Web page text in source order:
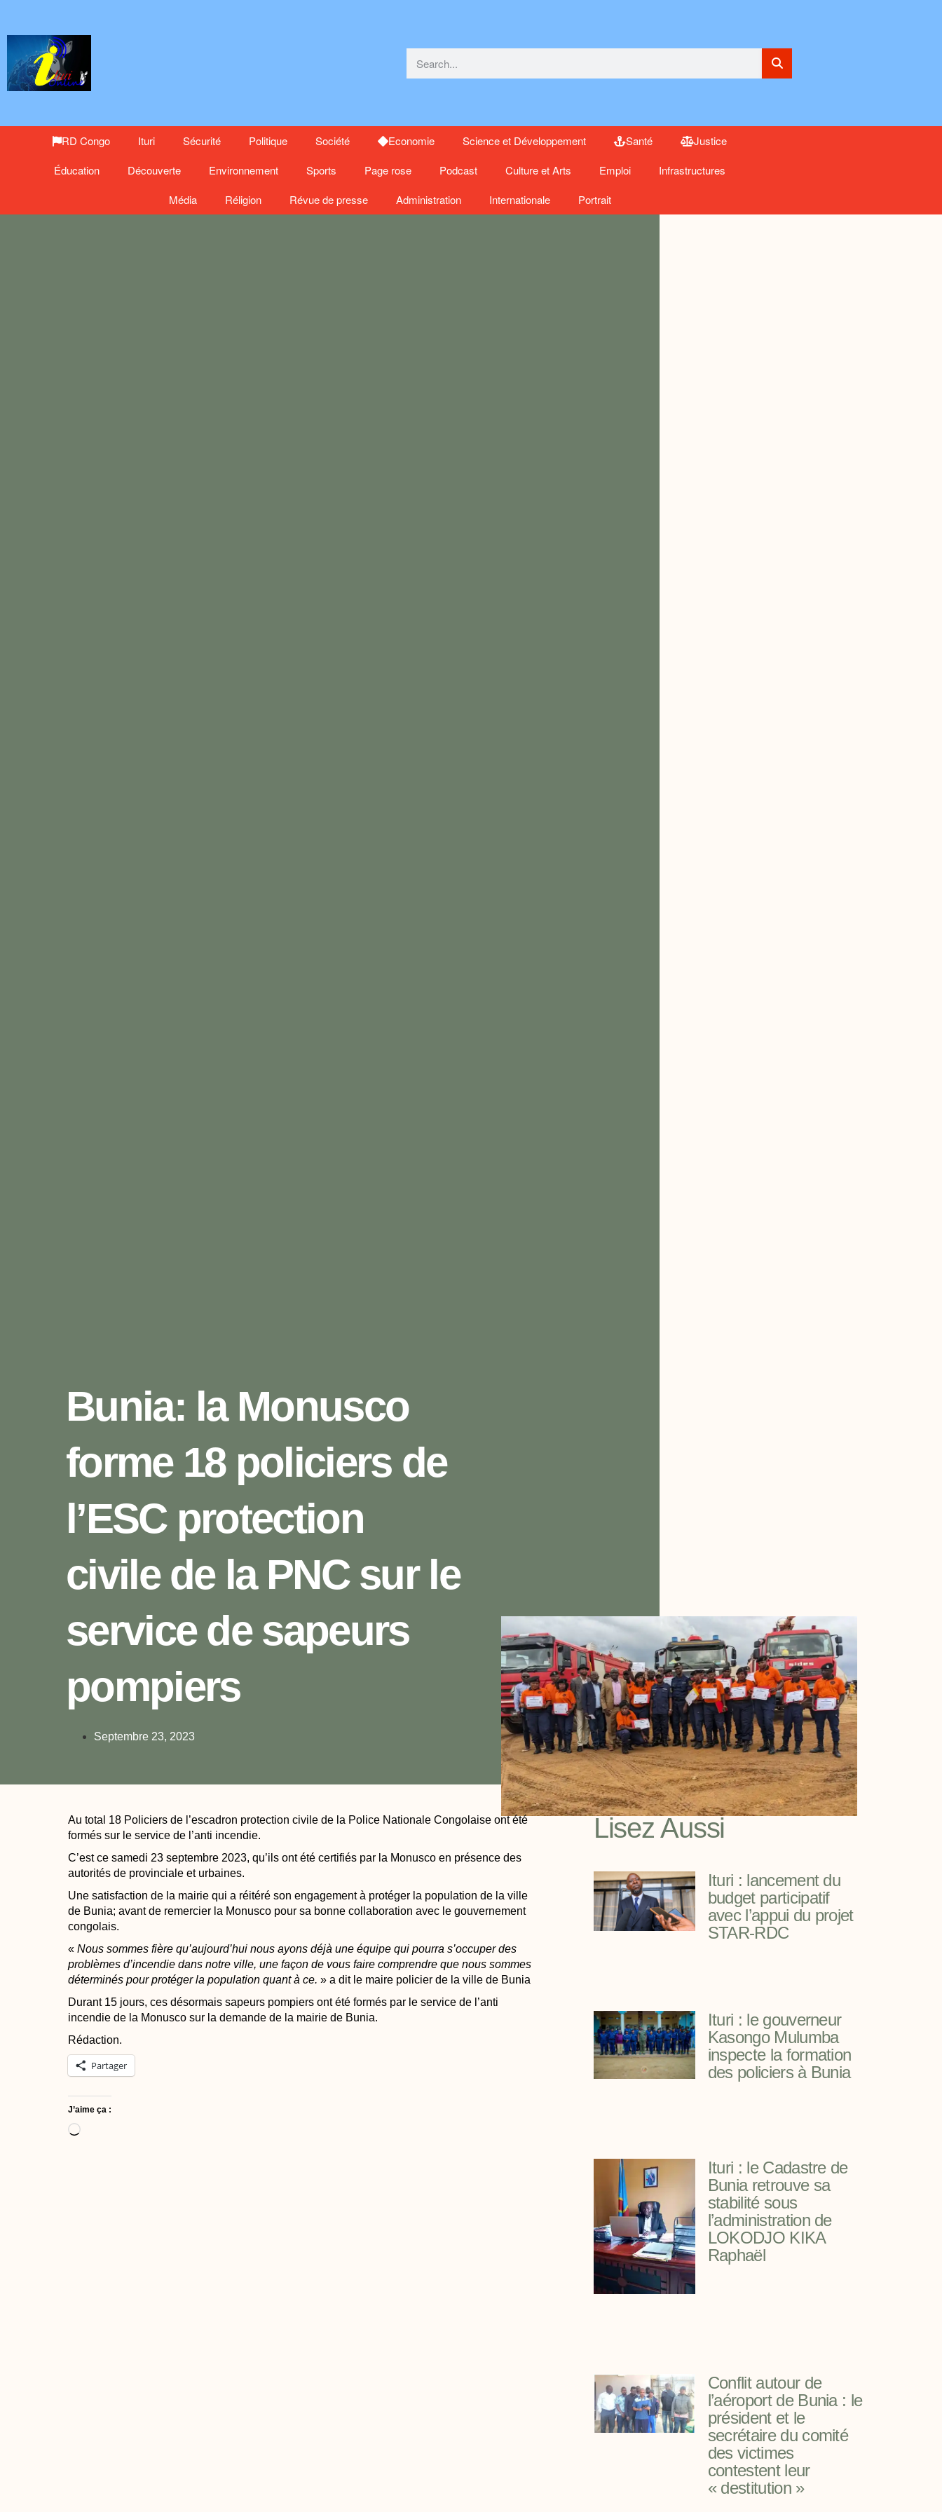
RD Congo Ituri Sécurité Politique Société Economie Science et Développement Santé
Justice
Éducation
Découverte Environnement Sports Page rose Podcast Culture et Arts Emploi
Infrastructures
Média
Réligion Révue de presse Administration Internationale Portrait
Bunia: la Monusco
forme 18 policiers de
l’ESC protection
civile de la PNC sur le
service de sapeurs
pompiers
Septembre 23, 2023
Au total 18 Policiers de l’escadron protection civile de la Police Nationale Congolaise ont été
formés sur le service de l’anti incendie.
C’est ce samedi 23 septembre 2023, qu’ils ont été certifiés par la Monusco en présence des
autorités de provinciale et urbaines.
Une satisfaction de la mairie qui a réitéré son engagement à protéger la population de la ville
de Bunia; avant de remercier la Monusco pour sa bonne collaboration avec le gouvernement
congolais.
« Nous sommes fière qu’aujourd’hui nous ayons déjà une équipe qui pourra s’occuper des
problèmes d’incendie dans notre ville, une façon de vous faire comprendre que nous sommes
déterminés pour protéger la population quant à ce. » a dit le maire policier de la ville de Bunia
Durant 15 jours, ces désormais sapeurs pompiers ont été formés par le service de l’anti
incendie de la Monusco sur la demande de la mairie de Bunia.
Rédaction.
Partager
J’aime ça :
Lisez Aussi
Ituri : lancement du
budget participatif
avec l’appui du projet
STAR-RDC
Ituri : le gouverneur
Kasongo Mulumba
inspecte la formation
des policiers à Bunia
Ituri : le Cadastre de
Bunia retrouve sa
stabilité sous
l’administration de
LOKODJO KIKA
Raphaël
Conflit autour de
l’aéroport de Bunia : le
président et le
secrétaire du comité
des victimes
contestent leur
« destitution »